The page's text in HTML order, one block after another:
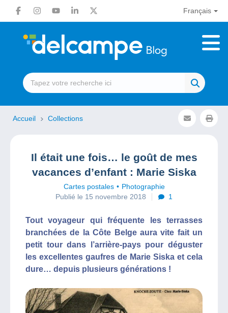
Français
Accueil Collections
Il était une fois… le goût de mes
vacances d’enfant : Marie Siska
Cartes postales
Photographie
Publié le 15 novembre 2018
1
Tout voyageur qui fréquente les terrasses
branchées de la Côte Belge aura vite fait un
petit tour dans l’arrière-pays pour déguster
les excellentes gaufres de Marie Siska et cela
dure… depuis plusieurs générations !